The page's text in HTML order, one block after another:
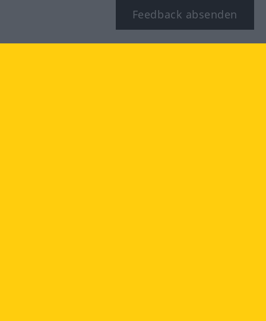
Feedback absenden